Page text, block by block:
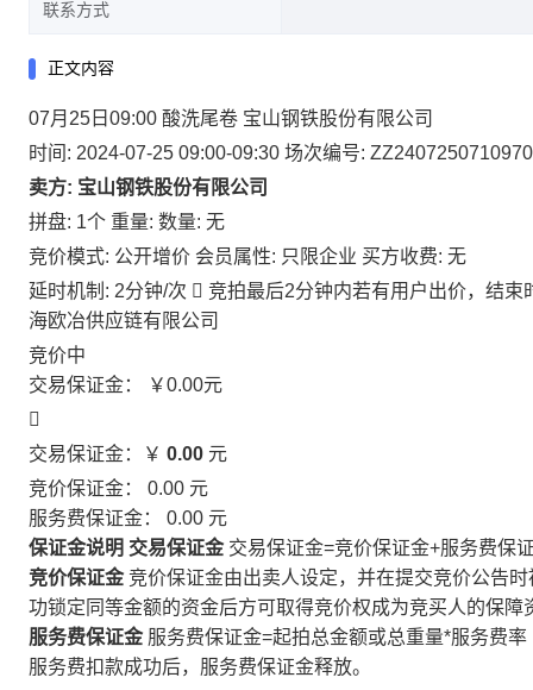
联系方式
正文内容
07月25日09:00 酸洗尾卷 宝山钢铁股份有限公司
时间: 2024-07-25 09:00-09:30 场次编号: ZZ2407250710970
卖方: 宝山钢铁股份有限公司
拼盘: 1个 重量: 数量: 无
竞价模式: 公开增价 会员属性: 只限企业 买方收费: 无
延时机制: 2分钟/次  竞拍最后2分钟内若有用户出价，结
海欧冶供应链有限公司
竞价中
交易保证金：
￥0.00元

交易保证金：￥ 0.00 元
竞价保证金： 0.00 元
服务费保证金： 0.00 元
保证金说明 交易保证金 交易保证金=竞价保证金+服务费保
竞价保证金 竞价保证金由出卖人设定，并在提交竞价公告
功锁定同等金额的资金后方可取得竞价权成为竞买人的保障
服务费保证金 服务费保证金=起拍总金额或总重量*服务费率
服务费扣款成功后，服务费保证金释放。